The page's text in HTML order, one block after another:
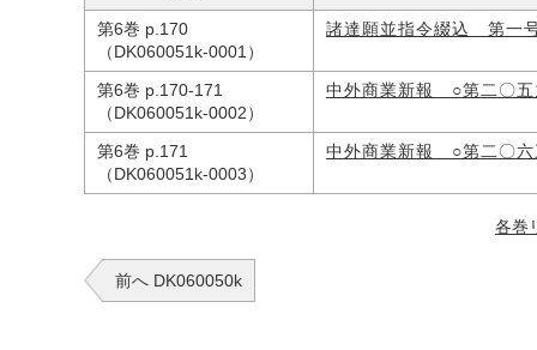
第6巻 p.170
（DK060051k-0001）
諸達願並指令綴込 第一
第6巻 p.170-171
（DK060051k-0002）
中外商業新報 ○第二〇
第6巻 p.171
（DK060051k-0003）
中外商業新報 ○第二〇六
各巻
前へ DK060050k